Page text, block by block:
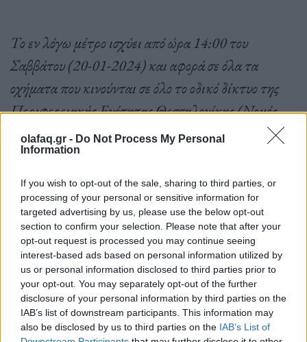
olafaq.gr - Do Not Process My Personal
Information
If you wish to opt-out of the sale, sharing to third parties, or
processing of your personal or sensitive information for
targeted advertising by us, please use the below opt-out
section to confirm your selection. Please note that after your
opt-out request is processed you may continue seeing
interest-based ads based on personal information utilized by
us or personal information disclosed to third parties prior to
your opt-out. You may separately opt-out of the further
disclosure of your personal information by third parties on the
IAB’s list of downstream participants. This information may
also be disclosed by us to third parties on the IAB’s List of
Το εν λόγω μέτρο ισχύει από ώρα 14:00 του
Σαββάτου (20-01-2024) και αφορά σε όλα τα
οχήματα που κινούνται σε όλο το οδικό δίκτυο της
Περιφερειακής Ενότητας Θεσσαλονίκης (Νομός
Θεσσαλονίκης)».
Πηγή: ΑΠΕ-ΜΠΕ
Ακολουθήστε το OLAFAQ
στο Google News